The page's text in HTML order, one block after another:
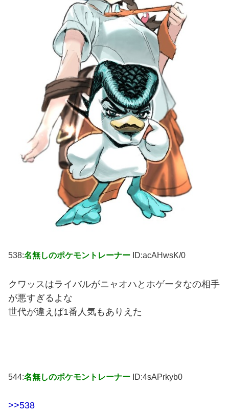
538:名無しのポケモントレーナー ID:acAHwsK/0
クワッスはライバルがニャオハとホゲータなの相手
が悪すぎるよな
世代が違えば1番人気もありえた
544:名無しのポケモントレーナー ID:4sAPrkyb0
>>538